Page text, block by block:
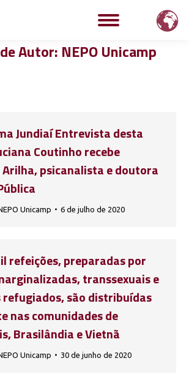
Autor: NEPO Unicamp
Jundiaí Entrevista desta
Coutinho recebe
psicanalista e doutora
Unicamp 6 de julho de 2020
refeições, preparadas por
transsexuais e
são distribuídas
nas comunidades de
Brasilândia e Vietnã
Unicamp 30 de junho de 2020